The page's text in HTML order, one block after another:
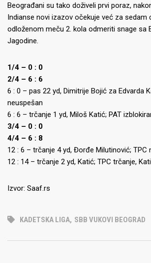
Beograđani su tako doživeli prvi poraz,
Indianse novi izazov očekuje već za sedam
odloženom meču 2. kola odmeriti snage sa
Jagodine.
1/4 – 0 : 0
2/4 – 6 : 6
6 : 0 – pas 22 yd, Dimitrije Bojić za Edvarda
neuspešan
6 : 6 – trčanje 1 yd, Miloš Katić; PAT
3/4 – 0 : 0
4/4 – 6 : 8
12 : 6 – trčanje 4 yd, Đorđe Milutinović; TPC
12 : 14 – trčanje 2 yd, Katić; TPC trčanje,
Izvor: Saaf.rs
KADETSKA LIGA, SBB VUKOVI BEOGRAD